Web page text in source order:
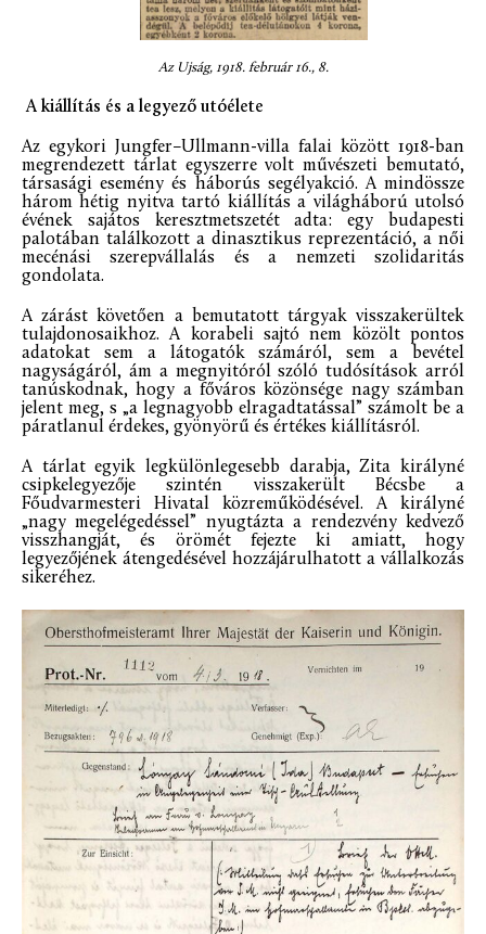
Az Ujság, 1918. február 16., 8.
A kiállítás és a legyező utóélete
Az egykori Jungfer–Ullmann-villa falai között 1918-ban
megrendezett tárlat egyszerre volt művészeti bemutató,
társasági esemény és háborús segélyakció. A mindössze
három hétig nyitva tartó kiállítás a világháború utolsó
évének sajátos keresztmetszetét adta: egy budapesti
palotában találkozott a dinasztikus reprezentáció, a női
mecénási szerepvállalás és a nemzeti szolidaritás
gondolata.
A zárást követően a bemutatott tárgyak visszakerültek
tulajdonosaikhoz. A korabeli sajtó nem közölt pontos
adatokat sem a látogatók számáról, sem a bevétel
nagyságáról, ám a megnyitóról szóló tudósítások arról
tanúskodnak, hogy a főváros közönsége nagy számban
jelent meg, s „a legnagyobb elragadtatással” számolt be a
páratlanul érdekes, gyönyörű és értékes kiállításról.
A tárlat egyik legkülönlegesebb darabja, Zita királyné
csipkelegyezője szintén visszakerült Bécsbe a
Főudvarmesteri Hivatal közreműködésével. A királyné
„nagy megelégedéssel” nyugtázta a rendezvény kedvező
visszhangját, és örömét fejezte ki amiatt, hogy
legyezőjének átengedésével hozzájárulhatott a vállalkozás
sikeréhez.